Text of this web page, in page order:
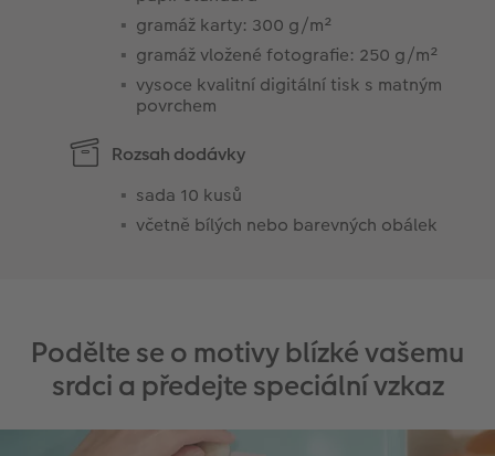
gramáž karty: 300 g/m²
gramáž vložené fotografie: 250 g/m²
vysoce kvalitní digitální tisk s matným
povrchem
Rozsah dodávky
sada 10 kusů
včetně bílých nebo barevných obálek
Podělte se o motivy blízké vašemu
srdci a předejte speciální vzkaz